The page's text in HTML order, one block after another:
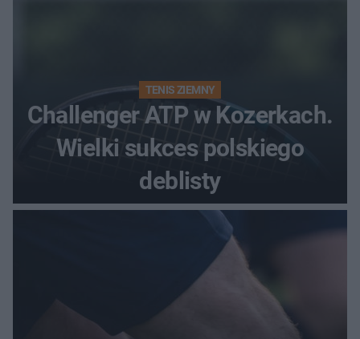
TENIS ZIEMNY
Challenger ATP w Kozerkach.
Wielki sukces polskiego
deblisty